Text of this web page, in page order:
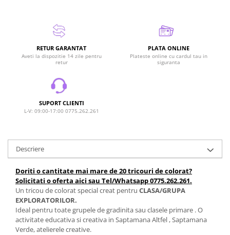
RETUR GARANTAT
Aveti la dispozitie 14 zile pentru
retur
PLATA ONLINE
Plateste online cu cardul tau in
siguranta
SUPORT CLIENTI
L-V: 09:00-17:00 0775.262.261
Descriere
Doriti o cantitate mai mare de 20 tricouri de colorat?
Solicitati o oferta aici sau Tel/Whatsapp 0775.262.261.
Un tricou de colorat special creat pentru CLASA/GRUPA
EXPLORATORILOR.
Ideal pentru toate grupele de gradinita sau clasele primare . O
activitate educativa si creativa in Saptamana Altfel , Saptamana
Verde, atelierele creative.